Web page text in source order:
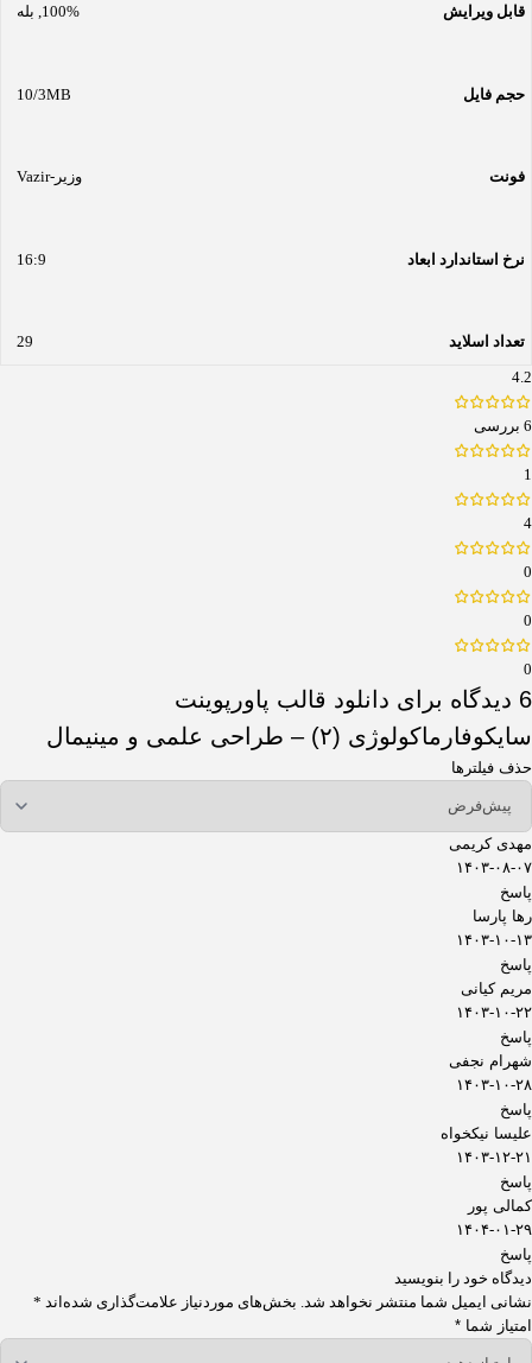
قابل ویرایش 100%
, بله
حجم فایل 10/3MB
فونت وزیر-Vazir
نرخ استاندارد ابعاد 16:9
تعداد اسلاید
29
4.2
6 بررسی
1
4
0
0
0
6 دیدگاه برای
دانلود قالب پاورپوینت
سایکوفارماکولوژی (۲) – طراحی علمی و مینیمال
حذف فیلترها
مهدی کریمی
۱۴۰۳-۰۸-۰۷
پاسخ
رها پارسا
۱۴۰۳-۱۰-۱۳
پاسخ
مریم کیانی
۱۴۰۳-۱۰-۲۲
پاسخ
شهرام نجفی
۱۴۰۳-۱۰-۲۸
پاسخ
علیسا نیکخواه
۱۴۰۳-۱۲-۲۱
پاسخ
کمالی پور
۱۴۰۴-۰۱-۲۹
پاسخ
دیدگاه خود را بنویسید
نشانی ایمیل شما منتشر نخواهد شد. بخش‌های موردنیاز علامت‌گذاری شده‌اند *
امتیاز شما *